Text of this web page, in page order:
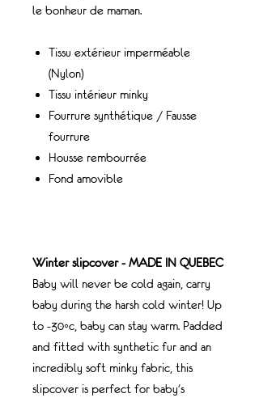
le bonheur de maman.
Tissu extérieur imperméable
(Nylon)
Tissu intérieur minky
Fourrure synthétique / Fausse
fourrure
Housse rembourrée
Fond amovible
Winter slipcover - MADE IN QUEBEC
Baby will never be cold again, carry
baby during the harsh cold winter! Up
to -30◦c, baby can stay warm. Padded
and fitted with synthetic fur and an
incredibly soft minky fabric, this
slipcover is perfect for baby's